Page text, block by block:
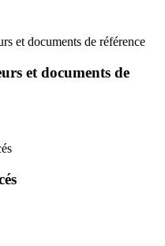
et documents de référence
et documents de